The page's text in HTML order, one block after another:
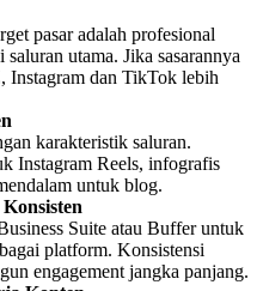
pasar adalah profesional
utama. Jika sasarannya
Instagram dan TikTok lebih
karakteristik saluran.
Instagram Reels, infografis
untuk blog.
Suite atau Buffer untuk
platform. Konsistensi
engagement jangka panjang.